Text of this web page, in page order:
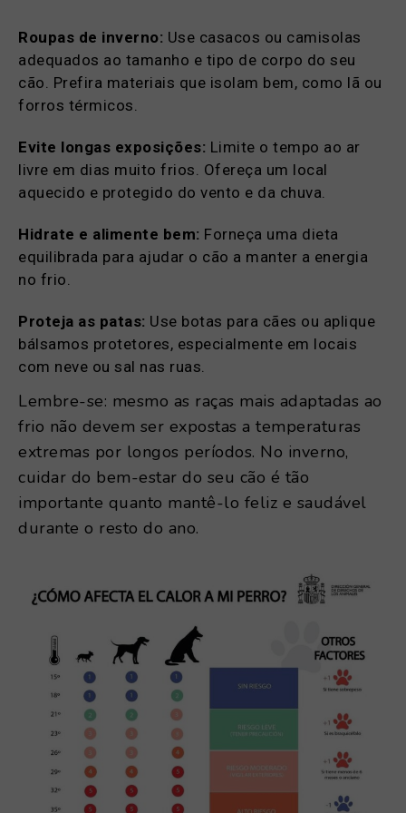
Roupas de inverno: Use casacos ou camisolas
adequados ao tamanho e tipo de corpo do seu
cão. Prefira materiais que isolam bem, como lã ou
forros térmicos.
Evite longas exposições: Limite o tempo ao ar
livre em dias muito frios. Ofereça um local
aquecido e protegido do vento e da chuva.
Hidrate e alimente bem: Forneça uma dieta
equilibrada para ajudar o cão a manter a energia
no frio.
Proteja as patas: Use botas para cães ou aplique
bálsamos protetores, especialmente em locais
com neve ou sal nas ruas.
Lembre-se: mesmo as raças mais adaptadas ao
frio não devem ser expostas a temperaturas
extremas por longos períodos. No inverno,
cuidar do bem-estar do seu cão é tão
importante quanto mantê-lo feliz e saudável
durante o resto do ano.